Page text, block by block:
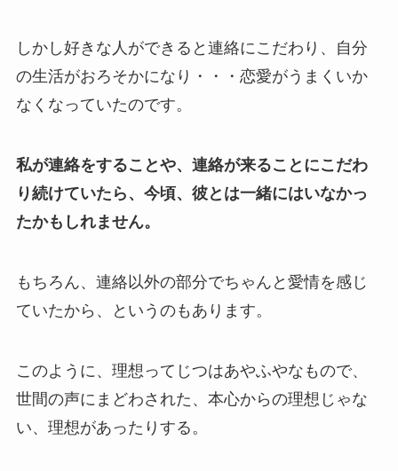
しかし好きな人ができると連絡にこだわり、自分
の生活がおろそかになり・・・恋愛がうまくいか
なくなっていたのです。
私が連絡をすることや、連絡が来ることにこだわ
り続けていたら、今頃、彼とは一緒にはいなかっ
たかもしれません。
もちろん、連絡以外の部分でちゃんと愛情を感じ
ていたから、というのもあります。
このように、理想ってじつはあやふやなもので、
世間の声にまどわされた、本心からの理想じゃな
い、理想があったりする。